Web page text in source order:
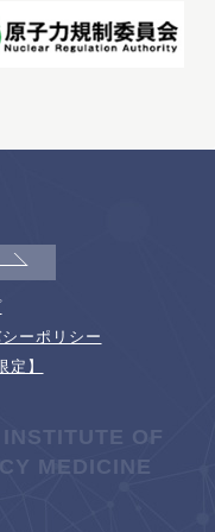
ーポリシー
】
OF
MEDICINE